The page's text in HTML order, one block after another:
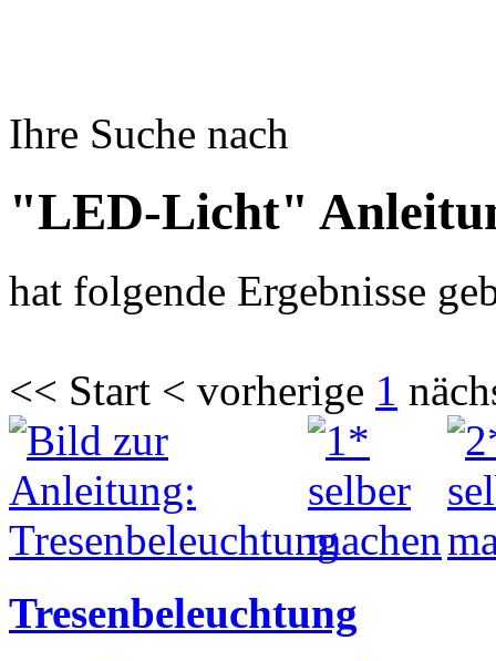
Ihre Suche nach
"LED-Licht"
hat folgende Ergebnisse
<< Start < vorherige 1
Tresenbeleuchtung